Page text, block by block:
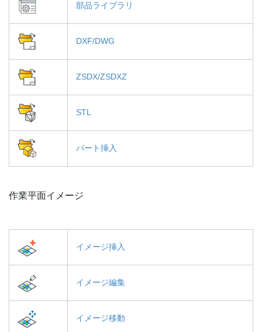
部品ライブラリ
DXF/DWG
ZSDX/ZSDXZ
STL
パート挿入
作業平面イメージ
イメージ挿入
イメージ編集
イメージ移動